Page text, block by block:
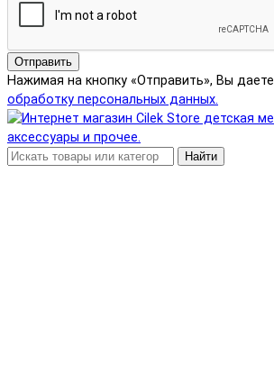
Отправить
Нажимая на кнопку «Отправить», Вы даете
обработку персональных данных.
Найти